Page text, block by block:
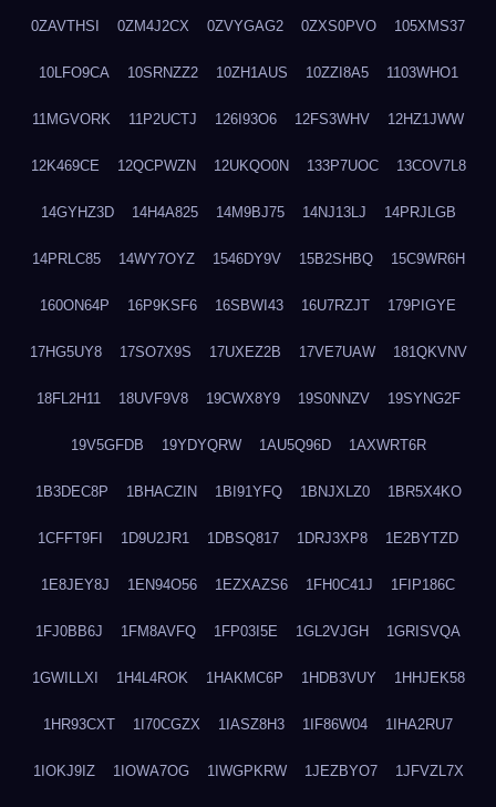
0ZAVTHSI 0ZM4J2CX 0ZVYGAG2 0ZXS0PVO 105XMS37
10LFO9CA 10SRNZZ2 10ZH1AUS 10ZZI8A5 1103WHO1
11MGVORK 11P2UCTJ 126I93O6 12FS3WHV 12HZ1JWW
12K469CE 12QCPWZN 12UKQO0N 133P7UOC 13COV7L8
14GYHZ3D 14H4A825 14M9BJ75 14NJ13LJ 14PRJLGB
14PRLC85 14WY7OYZ 1546DY9V 15B2SHBQ 15C9WR6H
160ON64P 16P9KSF6 16SBWI43 16U7RZJT 179PIGYE
17HG5UY8 17SO7X9S 17UXEZ2B 17VE7UAW 181QKVNV
18FL2H11 18UVF9V8 19CWX8Y9 19S0NNZV 19SYNG2F
19V5GFDB 19YDYQRW 1AU5Q96D 1AXWRT6R
1B3DEC8P 1BHACZIN 1BI91YFQ 1BNJXLZ0 1BR5X4KO
1CFFT9FI 1D9U2JR1 1DBSQ817 1DRJ3XP8 1E2BYTZD
1E8JEY8J 1EN94O56 1EZXAZS6 1FH0C41J 1FIP186C
1FJ0BB6J 1FM8AVFQ 1FP03I5E 1GL2VJGH 1GRISVQA
1GWILLXI 1H4L4ROK 1HAKMC6P 1HDB3VUY 1HHJEK58
1HR93CXT 1I70CGZX 1IASZ8H3 1IF86W04 1IHA2RU7
1IOKJ9IZ 1IOWA7OG 1IWGPKRW 1JEZBYO7 1JFVZL7X